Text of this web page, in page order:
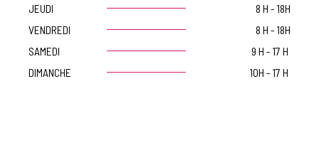
JEUDI
8 H - 18H
VENDREDI
8 H - 18H
SAMEDI
9 H - 17 H
DIMANCHE
10H - 17 H